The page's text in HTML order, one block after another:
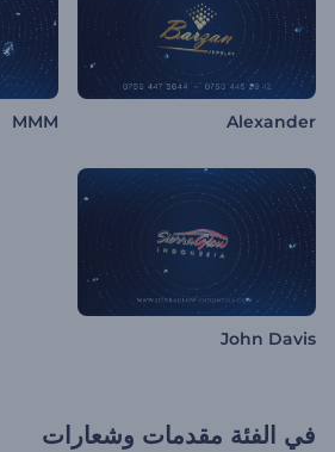
Alexander
MMM
John Davis
في الفئة مقدمات وشعارات